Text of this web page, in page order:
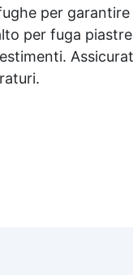
per
per fuga